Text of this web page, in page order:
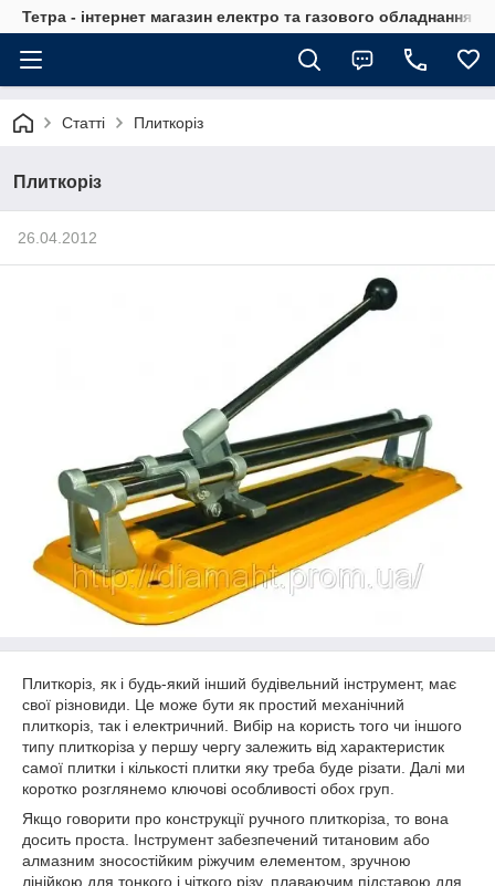
Тетра - інтернет магазин електро та газового обладнання,
Статті Плиткоріз
Плиткоріз
26.04.2012
Плиткоріз, як і будь-який інший будівельний інструмент, має
свої різновиди. Це може бути як простий механічний
плиткоріз, так і електричний. Вибір на користь того чи іншого
типу плиткоріза у першу чергу залежить від характеристик
самої плитки і кількості плитки яку треба буде різати. Далі ми
коротко розглянемо ключові особливості обох груп.
Якщо говорити про конструкції ручного плиткоріза, то вона
досить проста. Інструмент забезпечений титановим або
алмазним зносостійким ріжучим елементом, зручною
лінійкою для тонкого і чіткого різу, плаваючим підставою для